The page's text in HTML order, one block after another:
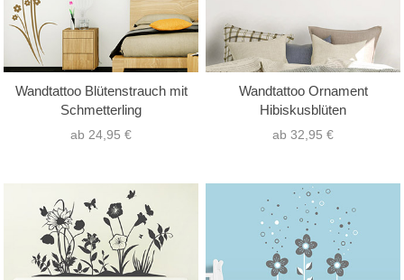
Wandtattoo Blütenstrauch mit
Schmetterling
ab 24,95 €
Wandtattoo Ornament
Hibiskusblüten
ab 32,95 €